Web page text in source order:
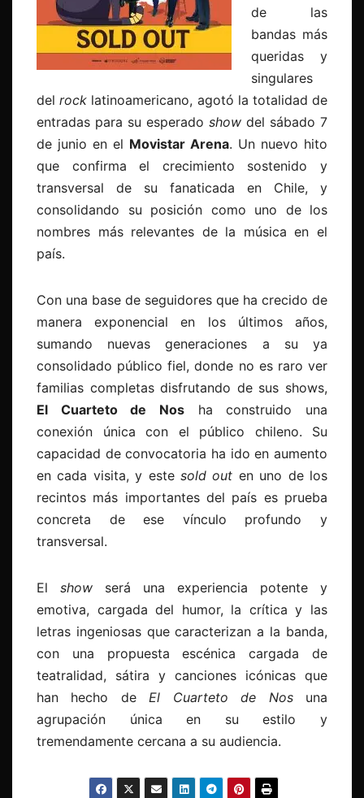
de las
bandas más
queridas y
singulares
delrock latinoamericano, agotó la totalidad de
entradas para su esperado show del sábado 7
de junio en el Movistar Arena. Un nuevo hito
que confirma el crecimiento sostenido y
transversal de su fanaticada en Chile, y
consolidando su posición como uno de los
nombres más relevantes de la música en el
país.
Con una base de seguidores que ha crecido de
manera exponencial en los últimos años,
sumando nuevas generaciones a su ya
consolidado público fiel, donde no es raro ver
familias completas disfrutando de sus shows,
El Cuarteto de Nos ha construido una
conexión única con el público chileno. Su
capacidad de convocatoria ha ido en aumento
en cada visita, y este sold out en uno de los
recintos más importantes del país es prueba
concreta de ese vínculo profundo y
transversal.
El show será una experiencia potente y
emotiva, cargada del humor, la crítica y las
letras ingeniosas que caracterizan a la banda,
con una propuesta escénica cargada de
teatralidad, sátira y canciones icónicas que
han hecho deEl Cuarteto de Nosuna
agrupación única en su estilo y
tremendamente cercana a su audiencia.